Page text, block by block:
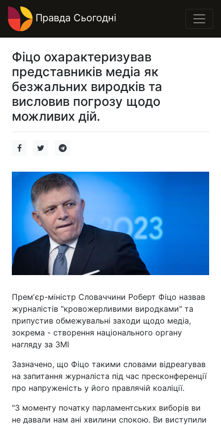
Правда Сьогодні
Фіцо охарактеризував
представників медіа як
безжальних виродків та
висловив погрозу щодо
можливих дій.
Премʼєр-міністр Словаччини Роберт Фіцо назвав
журналістів "кровожерливими виродками" та
припустив обмежувальні заходи щодо медіа,
зокрема - створення національного органу
нагляду за ЗМІ
Зазначено, що Фіцо такими словами відреагував
на запитання журналіста під час пресконференції
про напруженість у його правлячій коаліції.
"З моменту початку парламентських виборів ви
не давали нам ані хвилини спокою. Ви виступили